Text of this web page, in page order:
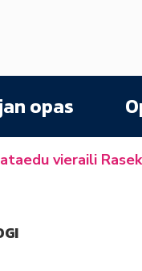
opas
vieraili